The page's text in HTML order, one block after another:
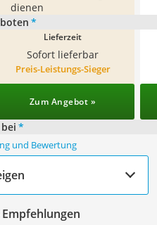
dienen
*
Lieferzeit
Sofort lieferbar
Preis-Leistungs-Sieger
Zum Angebot »
*
und Bewertung